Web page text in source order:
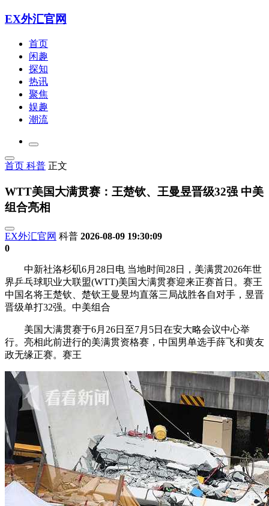
EX外汇官网
首页
闲趣
探知
热讯
聚焦
娱趣
潮流
首页 科普 正文
WTT美国大满贯赛：王楚钦、王曼昱晋级32强 中美
组合亮相
EX外汇官网 科普 2026-08-09 19:30:09
0
中新社洛杉矶6月28日电 当地时间28日，美满贯2026年世
界乒乓球职业大联盟(WTT)美国大满贯赛迎来正赛首日。赛王
中国名将王楚钦、楚钦王曼昱均直落三局战胜各自对手，昱晋
晋级单打32强。中美组合
美国大满贯赛于6月26日至7月5日在安大略会议中心举
行。亮相此前进行的美满贯资格赛，中国男单选手薛飞和黄友
政无缘正赛。赛王